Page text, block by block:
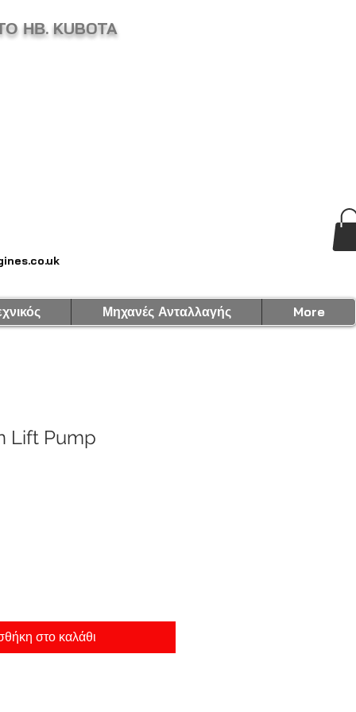
ΗΒ. KUBOTA
Lift Pump
στο καλάθι
Μηχανές Ανταλλαγής More